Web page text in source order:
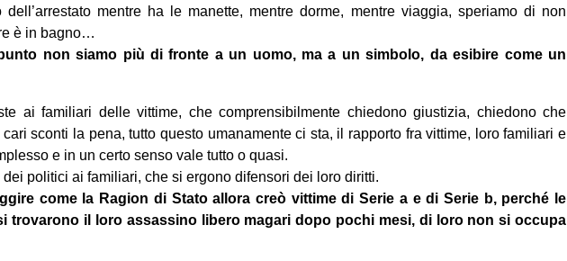
mentre ha le manette, mentre dorme, mentre viaggia, speriamo di non
è in bagno…
non siamo più di fronte a un uomo, ma a un simbolo, da esibire come un
ai familiari delle vittime, che comprensibilmente chiedono giustizia, chiedono che
cari sconti la pena, tutto questo umanamente ci sta, il rapporto fra vittime, loro familiari e
e in un certo senso vale tutto o quasi.
politici ai familiari, che si ergono difensori dei loro diritti.
come la Ragion di Stato allora creò vittime di Serie a e di Serie b, perché le
trovarono il loro assassino libero magari dopo pochi mesi, di loro non si occupa